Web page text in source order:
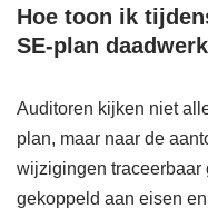
Hoe toon ik
SE-plan
Auditoren kijken niet
plan, maar naar de
wijzigingen traceerbaar
gekoppeld aan eisen